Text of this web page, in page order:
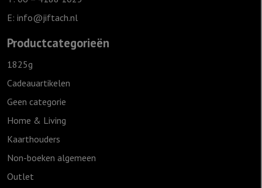
E: info@jiftach.nl
Productcategorieën
1825g
Cadeauartikelen
Geen categorie
Home & Living
Kaarthouders
Non-boeken algemeen
Outlet